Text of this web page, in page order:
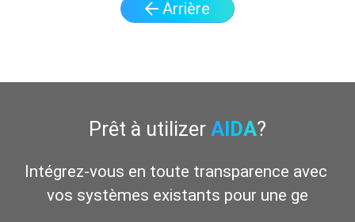
Arrière
Prêt à utilizer AIDA?
Intégrez-vous en toute transparence avec
vos systèmes existants pour une gestion uni